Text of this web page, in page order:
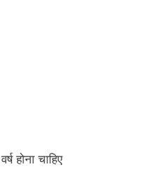
होना चाहिए